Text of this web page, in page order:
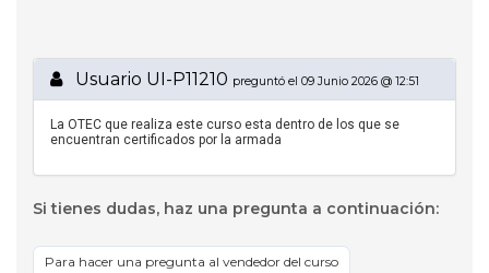
Usuario UI-P11210 preguntó el 09 Junio 2026 @ 12:51
La OTEC que realiza este curso esta dentro de los que se
encuentran certificados por la armada
Si tienes dudas, haz una pregunta a continuación:
Para hacer una pregunta al vendedor del curso